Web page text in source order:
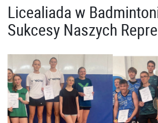
Licealiada w
Sukcesy Naszych